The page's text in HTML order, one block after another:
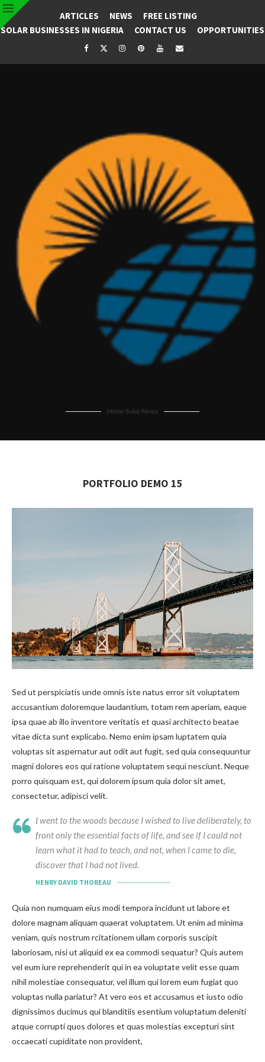
ARTICLES NEWS
FREE LISTING
SOLAR BUSINESSES IN NIGERIA
CONTACT US OPPORTUNITIES
Home Solar News
PORTFOLIO DEMO 15
Sed ut perspiciatis unde omnis iste natus error sit voluptatem
accusantium doloremque laudantium, totam rem aperiam, eaque
ipsa quae ab illo inventore veritatis et quasi architecto beatae
vitae dicta sunt explicabo. Nemo enim ipsam luptatem quia
voluptas sit aspernatur aut odit aut fugit, sed quia consequuntur
magni dolores eos qui ratione voluptatem sequi nesciunt. Neque
porro quisquam est, qui dolorem ipsum quia dolor sit amet,
consectetur, adipisci velit.
I went to the woods because I wished to live deliberately, to
front only the essential facts of life, and see if I could not
learn what it had to teach, and not, when I came to die,
discover that I had not lived.
HENRY DAVID THOREAU
Quia non numquam eius modi tempora incidunt ut labore et
dolore magnam aliquam quaerat voluptatem. Ut enim ad minima
veniam, quis nostrum rcitationem ullam corporis suscipit
laboriosam, nisi ut aliquid ex ea commodi sequatur? Quis autem
vel eum iure reprehenderit qui in ea voluptate velit esse quam
nihil molestiae consequatur, vel illum qui lorem eum fugiat quo
voluptas nulla pariatur? At vero eos et accusamus et iusto odio
dignissimos ducimus qui blanditiis esentium voluptatum deleniti
atque corrupti quos dolores et quas molestias excepturi sint
occaecati cupiditate non provident,